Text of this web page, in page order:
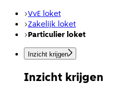
VvE loket
Zakelijk loket
Particulier loket
Inzicht krijgen
Inzicht krijgen